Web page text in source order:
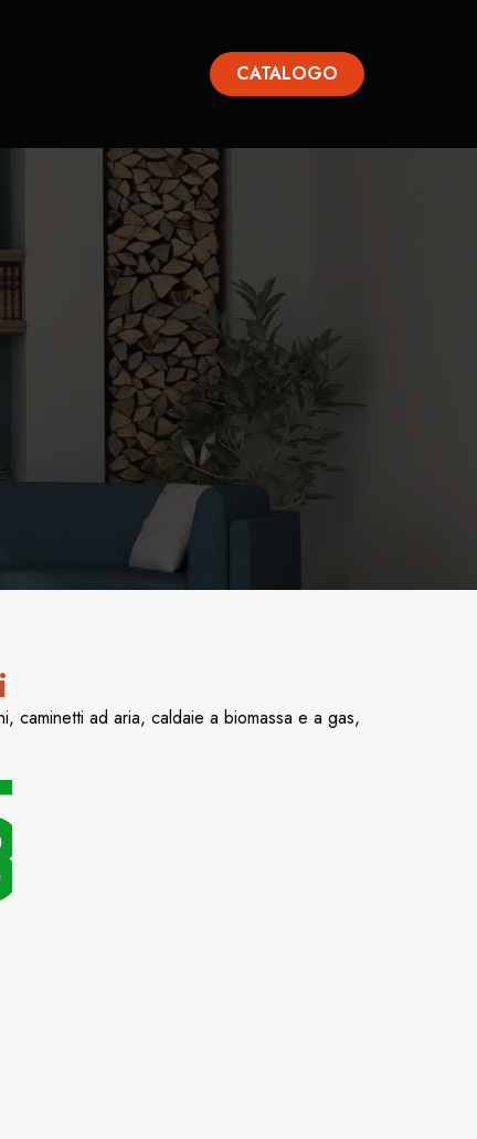
CATALOGO
caminetti ad aria, caldaie a biomassa e a gas,